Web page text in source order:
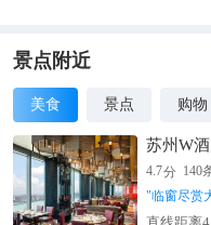
景点附近
美食 景点 购物
苏州W
4.7分 140
"临窗尽赏